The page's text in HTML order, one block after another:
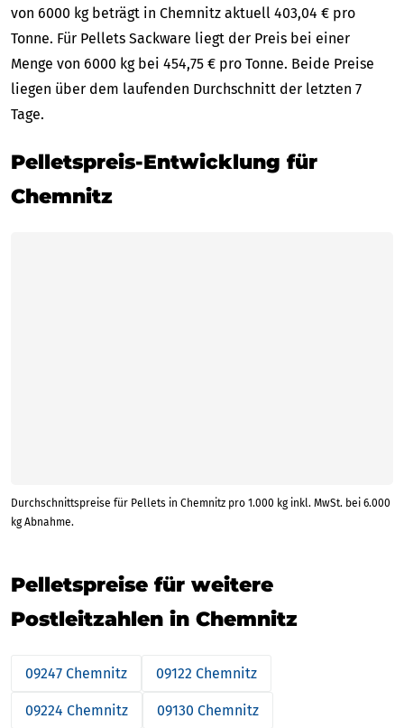
von 6000 kg beträgt in Chemnitz aktuell 403,04 € pro
Tonne. Für Pellets Sackware liegt der Preis bei einer
Menge von 6000 kg bei 454,75 € pro Tonne. Beide Preise
liegen über dem laufenden Durchschnitt der letzten 7
Tage.
Pelletspreis-Entwicklung für
Chemnitz
Durchschnittspreise für Pellets in Chemnitz pro 1.000 kg inkl. MwSt. bei 6.000
kg Abnahme.
Pelletspreise für weitere
Postleitzahlen in Chemnitz
09247 Chemnitz 09122 Chemnitz
09224 Chemnitz 09130 Chemnitz